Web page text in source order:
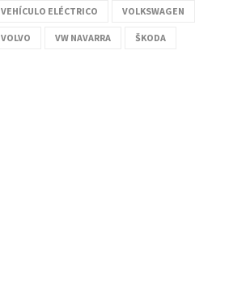
VEHÍCULO ELÉCTRICO VOLKSWAGEN
VOLVO VW NAVARRA ŠKODA